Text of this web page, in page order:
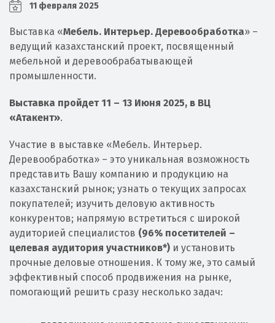
11 февраля 2025
Выставка «Мебель. Интерьер. Деревообработка» –
ведущий казахстанский проект, посвященный
мебельной и деревообрабатывающей
промышленности.
Выставка пройдет 11 – 13 Июня 2025, в ВЦ
«Атакент».
Участие в выставке «Мебель. Интерьер.
Деревообработка» – это уникальная возможность
представить Вашу компанию и продукцию на
казахстанский рынок; узнать о текущих запросах
покупателей; изучить деловую активность
конкурентов; напрямую встретиться с широкой
аудиторией специалистов (96% посетителей –
целевая аудитория участников*) и установить
прочные деловые отношения. К тому же, это самый
эффективный способ продвижения на рынке,
помогающий решить сразу несколько задач: